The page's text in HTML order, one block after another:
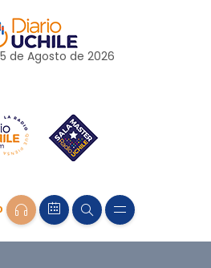
de Agosto de 2026